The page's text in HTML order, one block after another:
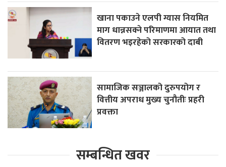
खाना पकाउने एलपी ग्यास नियमित
माग धान्नसक्ने परिमाणमा आयात तथा
वितरण भइरहेको सरकारको दाबी
सामाजिक सञ्जालको दुरुपयोग र
वित्तीय अपराध मुख्य चुनौतीः प्रहरी
प्रवक्ता
सम्बन्धित खवर